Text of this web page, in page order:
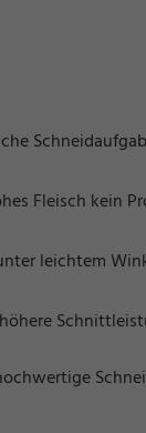
Fleisch kein
leichtem